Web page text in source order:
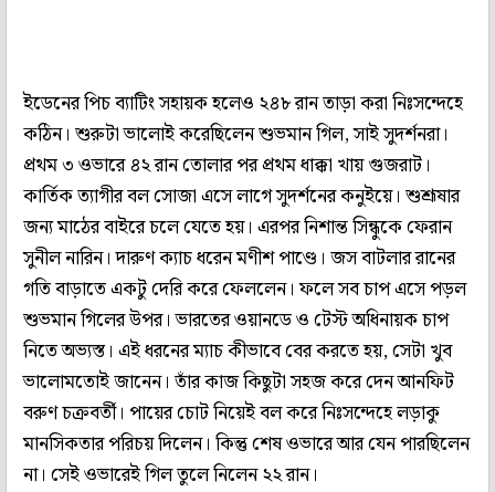
ইডেনের পিচ ব্যাটিং সহায়ক হলেও ২৪৮ রান তাড়া করা নিঃসন্দেহে
কঠিন। শুরুটা ভালোই করেছিলেন শুভমান গিল, সাই সুদর্শনরা।
প্রথম ৩ ওভারে ৪২ রান তোলার পর প্রথম ধাক্কা খায় গুজরাট।
কার্তিক ত্যাগীর বল সোজা এসে লাগে সুদর্শনের কনুইয়ে। শুশ্রূষার
জন্য মাঠের বাইরে চলে যেতে হয়। এরপর নিশান্ত সিন্ধুকে ফেরান
সুনীল নারিন। দারুণ ক্যাচ ধরেন মণীশ পাণ্ডে। জস বাটলার রানের
গতি বাড়াতে একটু দেরি করে ফেললেন। ফলে সব চাপ এসে পড়ল
শুভমান গিলের উপর। ভারতের ওয়ানডে ও টেস্ট অধিনায়ক চাপ
নিতে অভ্যস্ত। এই ধরনের ম্যাচ কীভাবে বের করতে হয়, সেটা খুব
ভালোমতোই জানেন। তাঁর কাজ কিছুটা সহজ করে দেন আনফিট
বরুণ চক্রবর্তী। পায়ের চোট নিয়েই বল করে নিঃসন্দেহে লড়াকু
মানসিকতার পরিচয় দিলেন। কিন্তু শেষ ওভারে আর যেন পারছিলেন
না। সেই ওভারেই গিল তুলে নিলেন ২২ রান।